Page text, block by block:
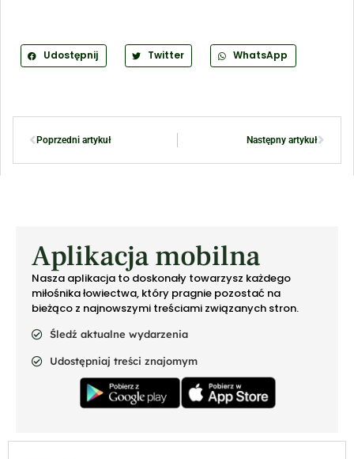
Udostępnij Twitter WhatsApp
Poprzedni artykuł Następny artykuł
Aplikacja mobilna
Nasza aplikacja to doskonały towarzysz każdego
miłośnika łowiectwa, który pragnie pozostać na
bieżąco z najnowszymi treściami związanych stron.
Śledź aktualne wydarzenia
Udostępniaj treści znajomym